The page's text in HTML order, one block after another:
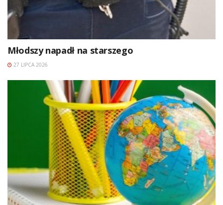
Młodszy napadł na starszego
27 LIPCA 2026